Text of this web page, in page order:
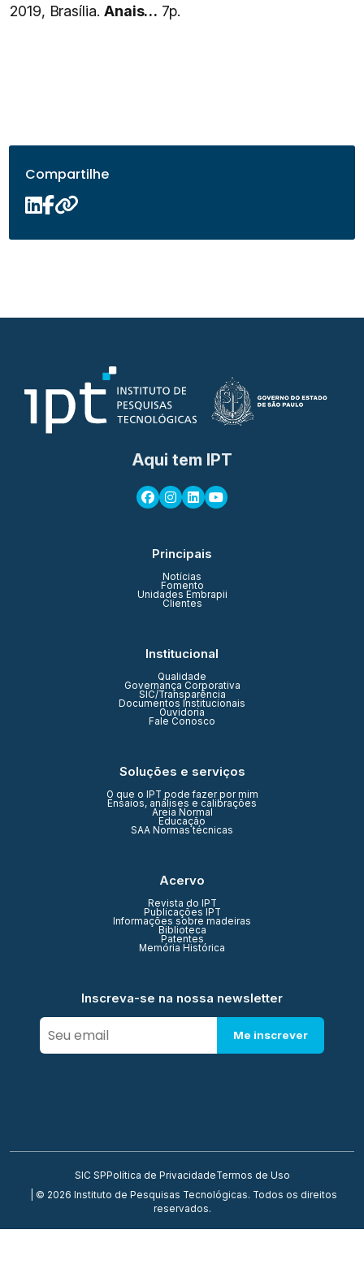
2019, Brasília. Anais… 7p.
Compartilhe
Aqui tem IPT
Principais
Notícias
Fomento
Unidades Embrapii
Clientes
Institucional
Qualidade
Governança Corporativa
SIC/Transparência
Documentos Institucionais
Ouvidoria
Fale Conosco
Soluções e serviços
O que o IPT pode fazer por mim
Ensaios, análises e calibrações
Areia Normal
Educação
SAA Normas técnicas
Acervo
Revista do IPT
Publicações IPT
Informações sobre madeiras
Biblioteca
Patentes
Memória Histórica
Inscreva-se na nossa newsletter
Me inscrever
SIC SP Política de PrivacidadeTermos de Uso
| © 2026 Instituto de Pesquisas Tecnológicas. Todos os direitos
reservados.